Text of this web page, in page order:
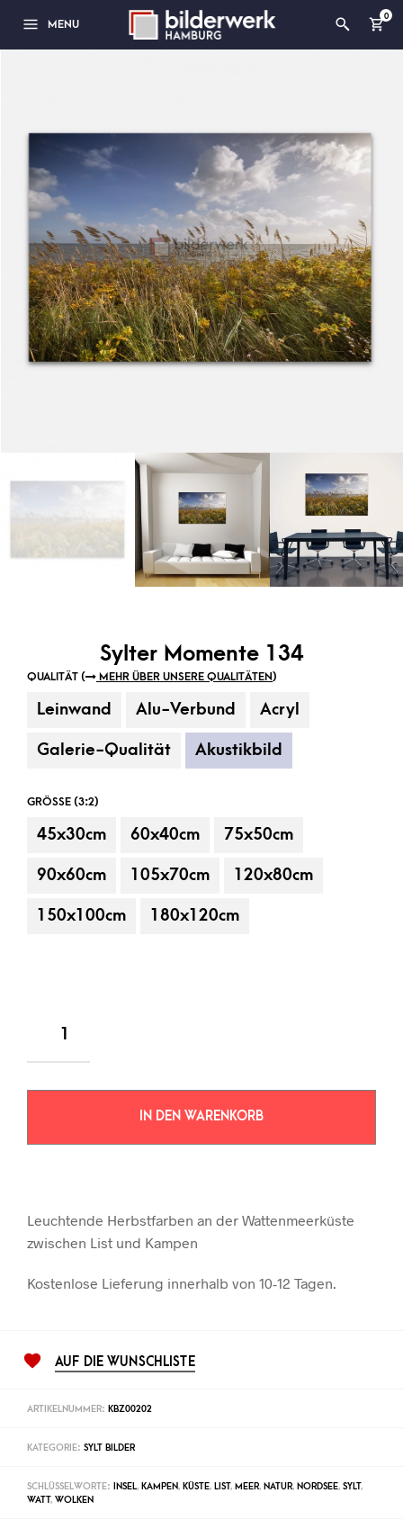
MENU
0
Sylter Momente 134
QUALITÄT ( MEHR ÜBER UNSERE QUALITÄTEN)
Leinwand Alu-Verbund Acryl
Galerie-Qualität Akustikbild
GRÖSSE (3:2)
45x30cm 60x40cm 75x50cm
90x60cm 105x70cm 120x80cm
150x100cm 180x120cm
IN DEN WARENKORB
Leuchtende Herbstfarben an der Wattenmeerküste
zwischen List und Kampen
Kostenlose Lieferung innerhalb von 10-12 Tagen.
AUF DIE WUNSCHLISTE
ARTIKELNUMMER: KBZ00202
KATEGORIE: SYLT BILDER
SCHLÜSSELWORTE: INSEL, KAMPEN, KÜSTE, LIST, MEER, NATUR, NORDSEE, SYLT,
WATT, WOLKEN